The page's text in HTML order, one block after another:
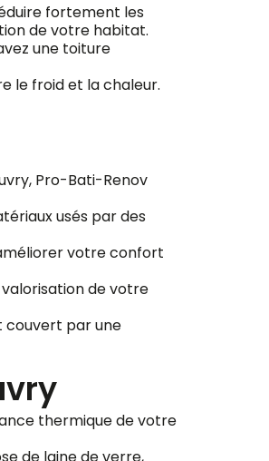
fortement les
de votre habitat.
une toiture
le froid et la chaleur.
Pro-Bati-Renov
usés par des
votre confort
valorisation de votre
couvert par une
thermique de votre
de laine de verre,